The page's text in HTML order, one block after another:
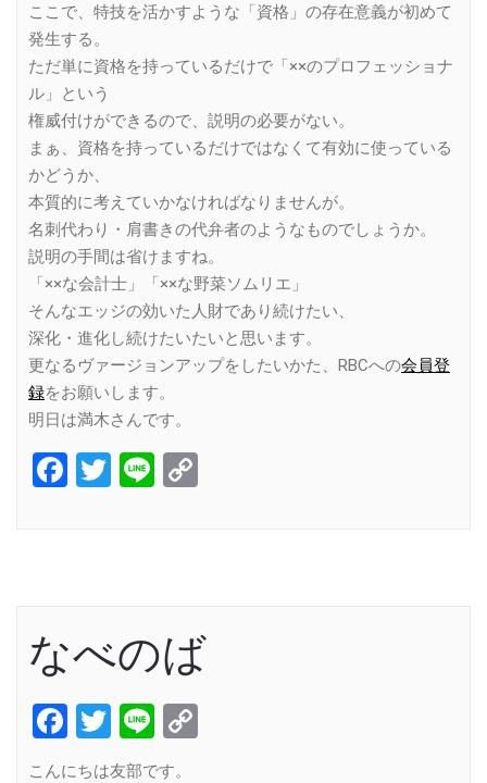
ここで、特技を活かすような「資格」の存在意義が初めて
発生する。
ただ単に資格を持っているだけで「××のプロフェッショナ
ル」という
権威付けができるので、説明の必要がない。
まぁ、資格を持っているだけではなくて有効に使っている
かどうか、
本質的に考えていかなければなりませんが。
名刺代わり・肩書きの代弁者のようなものでしょうか。
説明の手間は省けますね。
「××な会計士」「××な野菜ソムリエ」
そんなエッジの効いた人財であり続けたい、
深化・進化し続けたいたいと思います。
更なるヴァージョンアップをしたいかた、RBCへの会員登
録をお願いします。
明日は満木さんです。
Facebook
Twitter
Line
なべのば
Facebook
Twitter
Line
こんにちは友部です。